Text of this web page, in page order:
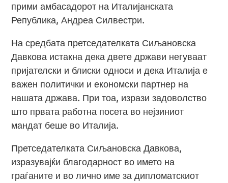
прими амбасадорот на Италијанската
Република, Андреа Силвестри.
На средбата претседателката Сиљановска
Давкова истакна дека двете држави негуваат
пријателски и блиски односи и дека Италија е
важен политички и економски партнер на
нашата држава. При тоа, изрази задоволство
што првата работна посета во нејзиниот
мандат беше во Италија.
Претседателката Сиљановска Давкова,
изразувајќи благодарност во името на
граѓаните и во лично име за дипломатскиот